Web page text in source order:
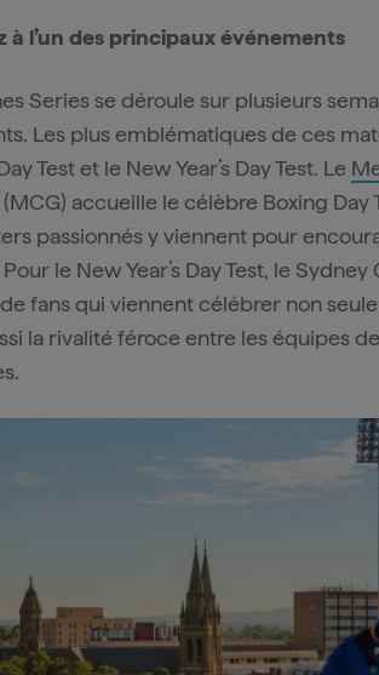
à l’un des principaux événements
Series se déroule sur plusieurs
Les plus emblématiques de ces
Test et le New Year’s Day Test. Le
(MCG) accueille le célèbre Boxing Day
passionnés y viennent pour
le New Year’s Day Test, le
fans qui viennent célébrer non
la rivalité féroce entre les équipes